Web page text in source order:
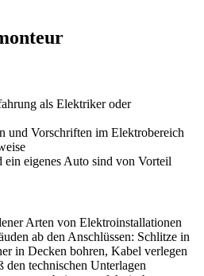
als Elektriker oder
und Vorschriften im Elektrobereich
ein eigenes Auto sind von Vorteil
Arten von Elektroinstallationen
ab den Anschlüssen: Schlitze in
in Decken bohren, Kabel verlegen
den technischen Unterlagen